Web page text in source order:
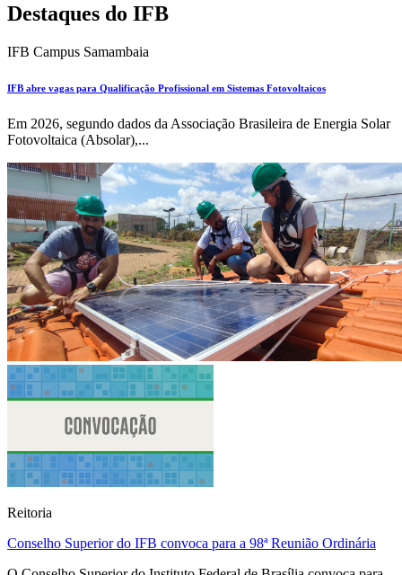
Destaques do IFB
IFB Campus Samambaia
IFB abre vagas para Qualificação Profissional em Sistemas Fotovoltaicos
Em 2026, segundo dados da Associação Brasileira de Energia Solar
Fotovoltaica (Absolar),...
Reitoria
Conselho Superior do IFB convoca para a 98ª Reunião Ordinária